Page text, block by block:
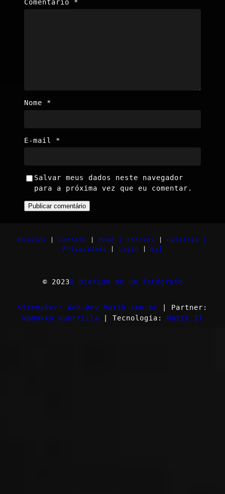
Comentário *
Nome *
E-mail *
Salvar meus dados neste navegador
para a próxima vez que eu comentar.
Ensaios Contato Home | Stories
Galerias |
Privacidade
Login myI
© 2023O Diarium de um fotógrafo
Sitemaker: Web-Dev.Matik.com.br | Partner:
wpHakka Guerrilla | Tecnologia: Matik IT